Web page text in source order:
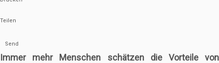
Teilen
Send
Immer mehr Menschen schätzen die Vorteile von